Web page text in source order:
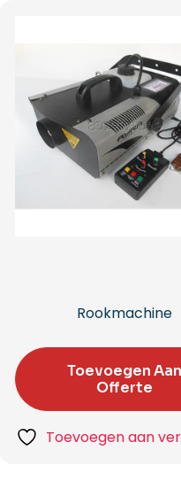
Rookmachine
Toevoegen
Offerte
Toevoegen aan